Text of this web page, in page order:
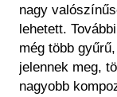
nagy
lehetett.
még több
jelennek meg,
nagyobb